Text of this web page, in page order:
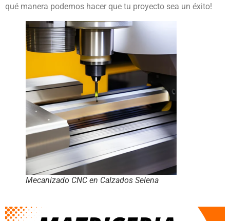
qué manera podemos hacer que tu proyecto sea un éxito!
Mecanizado CNC en Calzados Selena